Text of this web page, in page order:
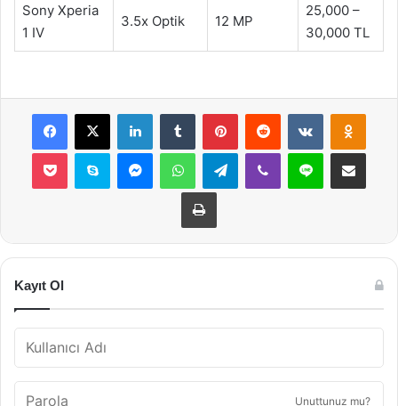
Sony Xperia
1 IV
3.5x Optik 12 MP
25,000 –
30,000 TL
Facebook
X LinkedInTumblr PinterestReddit VKontakte
Pocket Skype MessengerWhatsAppTelegramViber Line E-Posta ile
Yazdır
Kayıt Ol
Unuttunuz mu?